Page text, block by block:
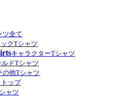
ツ全て
ックTシャツ
キャラクターTシャツ
ルドTシャツ
の他Tシャツ
ップ
ャツ